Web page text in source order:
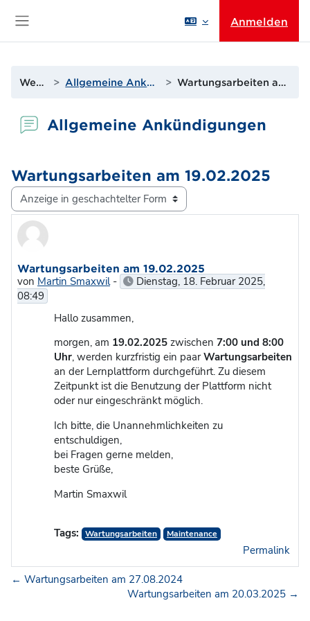
Anmelden
Website Allgemeine Ankündigungen Wartungsarbeiten am 19.02.2025
Allgemeine Ankündigungen
Wartungsarbeiten am 19.02.2025
Anzeigemodus
Wartungsarbeiten am 19.02.2025
von Martin Smaxwil-
Dienstag, 18. Februar 2025,
08:49
Hallo zusammen,
morgen, am 19.02.2025 zwischen 7:00 und 8:00
Uhr, werden kurzfristig ein paarWartungsarbeiten
an der Lernplattform durchgeführt. Zu diesem
Zeitpunkt ist die Benutzung der Plattform nicht
oder nur eingeschränkt möglich.
Ich bitte, die Unannehmlichkeiten zu
entschuldigen,
bei Fragen gerne melden,
beste Grüße,
Martin Smaxwil
Tags: Wartungsarbeiten Maintenance
Permalink
← Wartungsarbeiten am 27.08.2024
Wartungsarbeiten am 20.03.2025 →